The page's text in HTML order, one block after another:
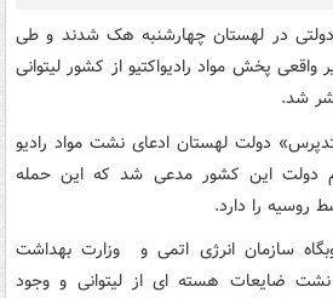
دولتی در لهستان چهارشنبه هک شدند و طی
پخش مواد رادیواکتیو از کشور لیتوانی
شد.
دولت لهستان ادعای نشت مواد رادیو
دولت این کشور مدعی شد که این حمله
روسیه را دارد.
سازمان انرژی اتمی و وزارت بهداشت
نشت ضایعات هسته‌ ای از لیتوانی و وجود